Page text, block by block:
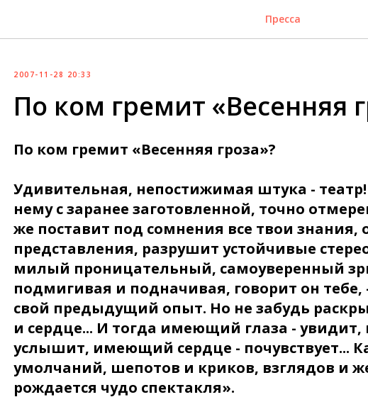
Пресса
2007-11-28 20:33
По ком гремит «Весенняя
По ком гремит «Весенняя гроза»?
Удивительная, непостижимая штука -
нему с заранее заготовленной, точно
же поставит под сомнения все твои
представления, разрушит устойчивые
милый проницательный, самоуверенный
подмигивая и подначивая, говорит он тебе,
свой предыдущий опыт. Но не забудь
и сердце... И тогда имеющий глаза -
услышит, имеющий сердце - почувствует...
умолчаний, шепотов и криков, взглядов и
рождается чудо спектакля».